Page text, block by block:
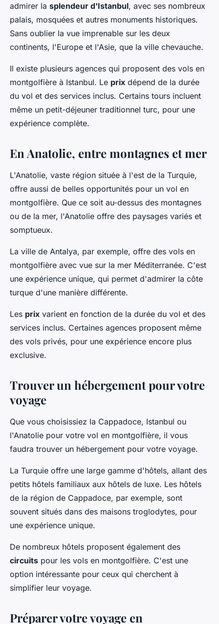
admirer la splendeur d'Istanbul, avec ses nombreux
palais, mosquées et autres monuments historiques.
Sans oublier la vue imprenable sur les deux
continents, l'Europe et l'Asie, que la ville chevauche.
Il existe plusieurs agences qui proposent des vols en
montgolfière à Istanbul. Le prix dépend de la durée
du vol et des services inclus. Certains tours incluent
même un petit-déjeuner traditionnel turc, pour une
expérience complète.
En Anatolie, entre montagnes et mer
L'Anatolie, vaste région située à l'est de la Turquie,
offre aussi de belles opportunités pour un vol en
montgolfière. Que ce soit au-dessus des montagnes
ou de la mer, l'Anatolie offre des paysages variés et
somptueux.
La ville de Antalya, par exemple, offre des vols en
montgolfière avec vue sur la mer Méditerranée. C'est
une expérience unique, qui permet d'admirer la côte
turque d'une manière différente.
Les prix varient en fonction de la durée du vol et des
services inclus. Certaines agences proposent même
des vols privés, pour une expérience encore plus
exclusive.
Trouver un hébergement pour votre
voyage
Que vous choisissiez la Cappadoce, Istanbul ou
l'Anatolie pour votre vol en montgolfière, il vous
faudra trouver un hébergement pour votre voyage.
La Turquie offre une large gamme d'hôtels, allant des
petits hôtels familiaux aux hôtels de luxe. Les hôtels
de la région de Cappadoce, par exemple, sont
souvent situés dans des maisons troglodytes, pour
une expérience unique.
De nombreux hôtels proposent également des
circuits pour les vols en montgolfière. C'est une
option intéressante pour ceux qui cherchent à
simplifier leur voyage.
Préparer votre voyage en